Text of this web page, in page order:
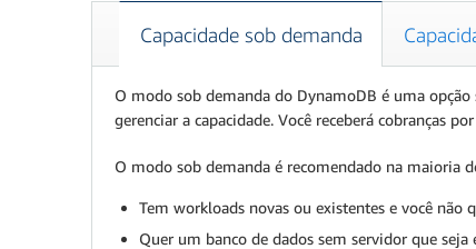
Capacidade sob demanda
O modo sob demanda do DynamoDB é uma
gerenciar a capacidade. Você receberá cobranças
O modo sob demanda é recomendado na maioria
Tem workloads novas ou existentes e você não
Quer um banco de dados sem servidor que